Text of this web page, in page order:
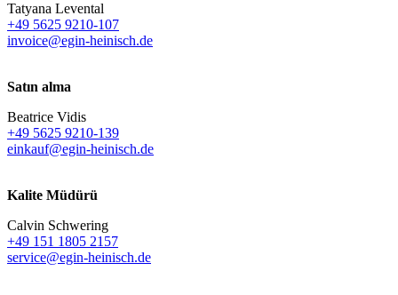
Tatyana Levental
+49 5625 9210-107
invoice@egin-heinisch.de
Satın alma
Beatrice Vidis
+49 5625 9210-139
einkauf@egin-heinisch.de
Kalite Müdürü
Calvin Schwering
+49 151 1805 2157
service@egin-heinisch.de